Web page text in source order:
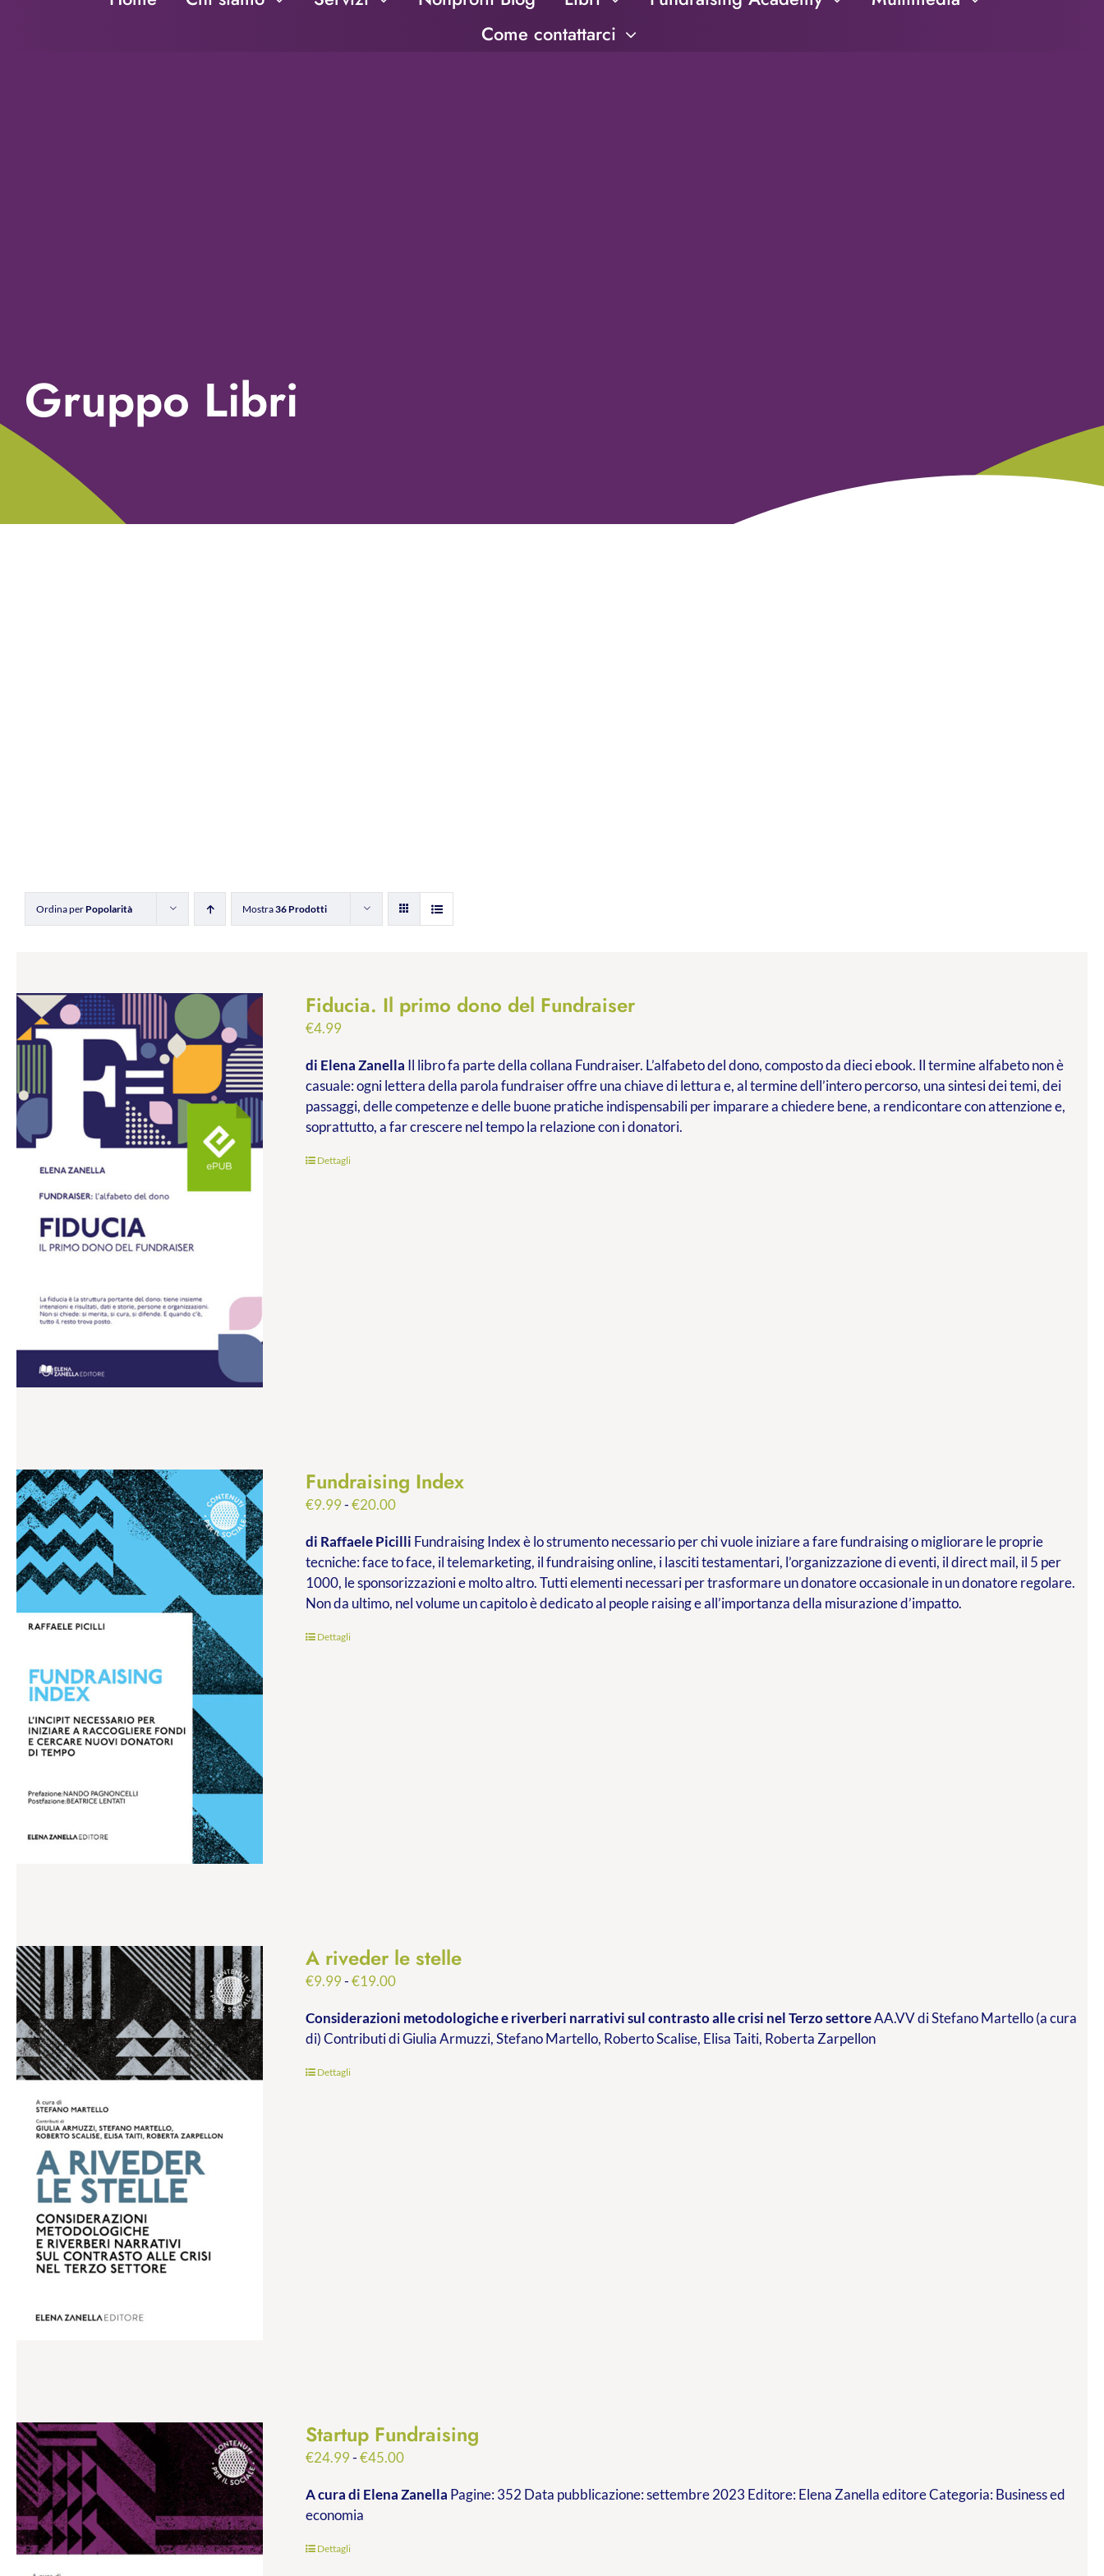
Come contattarci
Gruppo Libri
Ordina per Popolarità Mostra36 Prodotti
Fiducia. Il primo dono del Fundraiser
€4.99
di Elena Zanella Il libro fa parte della collana Fundraiser. L’alfabeto del dono, composto da dieci ebook. Il termine alfabeto non è
casuale: ogni lettera della parola fundraiser offre una chiave di lettura e, al termine dell’intero percorso, una sintesi dei temi, dei
passaggi, delle competenze e delle buone pratiche indispensabili per imparare a chiedere bene, a rendicontare con attenzione e,
soprattutto, a far crescere nel tempo la relazione con i donatori.
Dettagli
Fundraising Index
€9.99-€20.00Fascia
prezzo:
da
€9.99
a
di Raffaele Picilli Fundraising Index è lo strumento necessario per chi vuole iniziare a fare fundraising o migliorare le proprie
tecniche: face to face, il telemarketing, il fundraising online, i lasciti testamentari, l’organizzazione di eventi, il direct mail, il 5 per
1000, le sponsorizzazioni e molto altro. Tutti elementi necessari per trasformare un donatore occasionale in un donatore regolare.
Non da ultimo, nel volume un capitolo è dedicato al people raising e all’importanza della misurazione d’impatto.
Dettagli
A riveder le stelle
€9.99-€19.00Fascia
prezzo:
da
Considerazioni metodologiche e riverberi narrativi sul contrasto alle crisi nel Terzo settoreAA.VV di Stefano Martello (a cura
di) Contributi di Giulia Armuzzi, Stefano Martello, Roberto Scalise, Elisa Taiti, Roberta Zarpellon
Dettagli
Startup Fundraising
€24.99-€45.00Fascia
prezzo:
A cura di Elena Zanella Pagine: 352 Data pubblicazione: settembre 2023 Editore: Elena Zanella editore Categoria: Business ed
economia
Dettagli